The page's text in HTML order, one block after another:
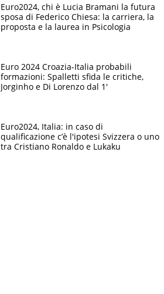
Euro2024, chi è Lucia Bramani la futura
sposa di Federico Chiesa: la carriera, la
proposta e la laurea in Psicologia
Euro 2024 Croazia-Italia probabili
formazioni: Spalletti sfida le critiche,
Jorginho e Di Lorenzo dal 1'
Euro2024, Italia: in caso di
qualificazione c’è l'ipotesi Svizzera o uno
tra Cristiano Ronaldo e Lukaku